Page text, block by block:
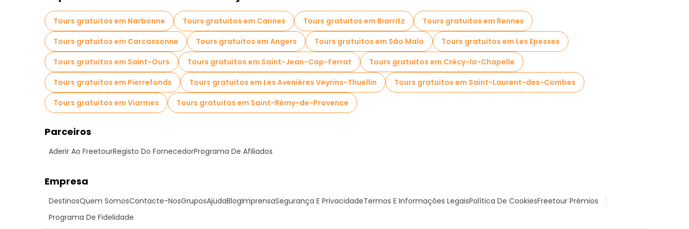
Tours gratuitos em Narbonne Tours gratuitos em Cannes Tours gratuitos em Biarritz
Tours gratuitos em Rennes
Tours gratuitos em Carcassonne
Tours gratuitos em Angers Tours gratuitos em São Malo
Tours gratuitos em Les Epesses
Tours gratuitos em Saint-Ours
Tours gratuitos em Saint-Jean-Cap-Ferrat
Tours gratuitos em Crécy-la-Chapelle
Tours gratuitos em Pierrefonds
Tours gratuitos em Les Avenières Veyrins-Thuellin
Tours gratuitos em Saint-Laurent-des-Combes
Tours gratuitos em Viarmes
Tours gratuitos em Saint-Rémy-de-Provence
Parceiros
Aderir Ao FreetourRegisto Do FornecedorPrograma De Afiliados
Empresa
DestinosQuem SomosContacte-NosGruposAjudaBlogImprensaSegurança E PrivacidadeTermos E Informações LegaisPolítica De CookiesFreetour Prémios
Programa De Fidelidade